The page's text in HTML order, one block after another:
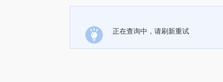
正在查询中，请刷新重试